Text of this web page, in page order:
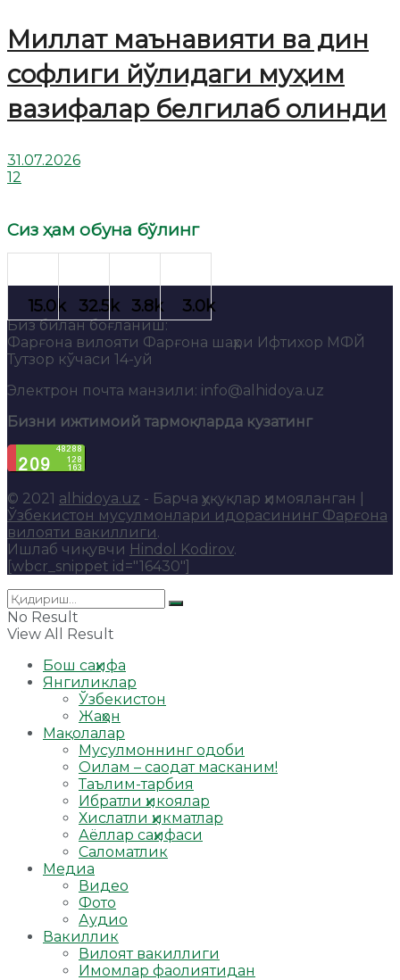
Миллат маънавияти ва дин
софлиги йўлидаги муҳим
вазифалар белгилаб олинди
31.07.2026
12
Сиз ҳам обуна бўлинг
Биз билан боғланиш:
Фарғона вилояти Фарғона шаҳри Ифтихор МФЙ
Тутзор кўчаси 14-уй
Электрон почта манзили: info@alhidoya.uz
Бизни ижтимоий тармоқларда кузатинг
© 2021 alhidoya.uz - Барча ҳуқуқлар ҳимояланган |
Ўзбекистон мусулмонлари идорасининг Фарғона
вилояти вакиллиги.
Ишлаб чиқувчи Hindol Kodirov.
[wbcr_snippet id="16430"]
No Result
View All Result
Бош саҳифа
Янгиликлар
Ўзбекистон
Жаҳон
Мақолалар
Мусулмоннинг одоби
Оилам – саодат масканим!
Таълим-тарбия
Ибратли ҳикоялар
Хислатли ҳикматлар
Аёллар саҳифаси
Саломатлик
Медиа
Видео
Фото
Аудио
Вакиллик
Вилоят вакиллиги
Имомлар фаолиятидан